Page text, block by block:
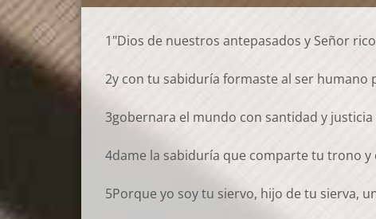
1"Dios de nuestros antepasados y Señor
2y con tu sabiduría formaste al ser
3gobernara el mundo con santidad y
4dame la sabiduría que comparte tu trono
5Porque yo soy tu siervo, hijo de tu sierva,